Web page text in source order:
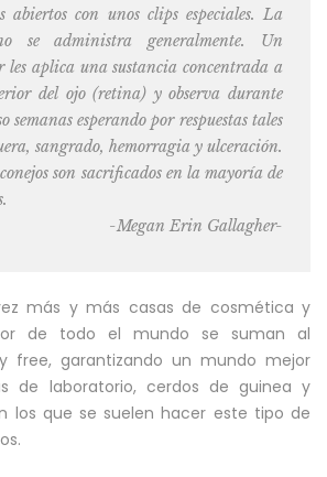
abiertos con unos clips especiales. La
se administra generalmente. Un
les aplica una sustancia concentrada a
del ojo (retina) y observa durante
semanas esperando por respuestas tales
sangrado, hemorragia y ulceración.
son sacrificados en la mayoría de
-Megan Erin Gallagher-
más y más casas de cosmética y
de todo el mundo se suman al
free, garantizando un mundo mejor
de laboratorio, cerdos de guinea y
los que se suelen hacer este tipo de